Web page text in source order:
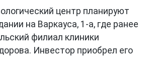
центр планируют
на Варкауса, 1-а, где ранее
филиал клиники
Инвестор приобрел его